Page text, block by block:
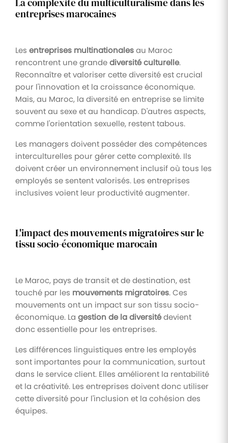
La complexité du multiculturalisme dans les
entreprises marocaines
Les entreprises multinationalesau Maroc
rencontrent une grandediversité culturelle.
Reconnaître et valoriser cette diversité est crucial
pour l'innovation et la croissance économique.
Mais, au Maroc, la diversité en entreprise se limite
souvent au sexe et au handicap. D'autres aspects,
comme l'orientation sexuelle, restent tabous.
Les managers doivent posséder des compétences
interculturelles pour gérer cette complexité. Ils
doivent créer un environnement inclusif où tous les
employés se sentent valorisés. Les entreprises
inclusives voient leur productivité augmenter.
L'impact des mouvements migratoires sur le
tissu socio-économique marocain
Le Maroc, pays de transit et de destination, est
touché par les mouvements migratoires. Ces
mouvements ont un impact sur son tissu socio-
économique. La gestion de la diversitédevient
donc essentielle pour les entreprises.
Les différences linguistiques entre les employés
sont importantes pour la communication, surtout
dans le service client. Elles améliorent la rentabilité
et la créativité. Les entreprises doivent donc utiliser
cette diversité pour l'inclusion et la cohésion des
équipes.